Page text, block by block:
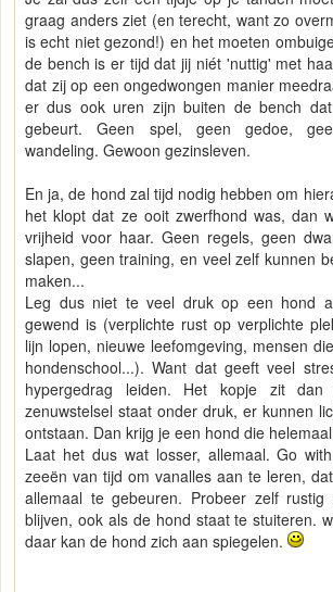
graag anders ziet (en terecht, want zo
is echt niet gezond!) en het moeten
de bench is er tijd dat jij niét 'nuttig' met
dat zij op een ongedwongen manier
er dus ook uren zijn buiten de bench
gebeurt. Geen spel, geen gedoe,
wandeling. Gewoon gezinsleven.
En ja, de hond zal tijd nodig hebben om
het klopt dat ze ooit zwerfhond was, dan
vrijheid voor haar. Geen regels, geen
slapen, geen training, en veel zelf kunnen
maken...
Leg dus niet te veel druk op een hond
gewend is (verplichte rust op verplichte
lijn lopen, nieuwe leefomgeving, mensen
hondenschool...). Want dat geeft veel
hypergedrag leiden. Het kopje zit
zenuwstelsel staat onder druk, er kunnen
ontstaan. Dan krijg je een hond die
Laat het dus wat losser, allemaal. Go
zeeën van tijd om vanalles aan te leren,
allemaal te gebeuren. Probeer zelf
blijven, ook als de hond staat te stuiteren.
daar kan de hond zich aan spiegelen.